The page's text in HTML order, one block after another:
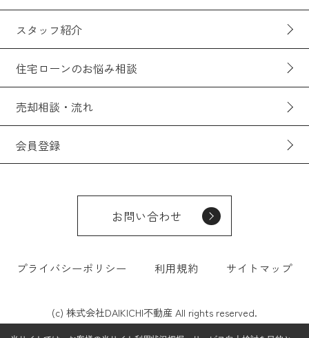
スタッフ紹介
住宅ローンのお悩み相談
売却相談・流れ
会員登録
お問い合わせ
プライバシーポリシー 利用規約 サイトマップ
(c) 株式会社DAIKICHI不動産 All rights reserved.